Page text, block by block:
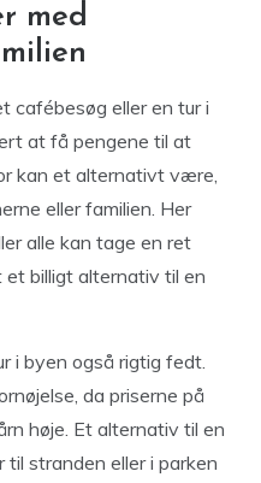
med
eller en tur i
at få pengene til at
kan et alternativt være,
eller familien. Her
alle kan tage en ret
et billigt alternativ til en
i byen også rigtig fedt.
da priserne på
høje. Et alternativ til en
stranden eller i parken